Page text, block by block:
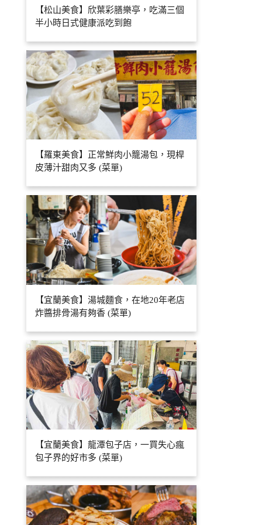
【松山美食】欣葉彩膳樂亭，吃滿三個
半小時日式健康派吃到飽
【羅東美食】正常鮮肉小籠湯包，現桿
皮薄汁甜肉又多 (菜單)
【宜蘭美食】湯城麵食，在地20年老店
炸醬排骨湯有夠香 (菜單)
【宜蘭美食】龍潭包子店，一買失心瘋
包子界的好市多 (菜單)